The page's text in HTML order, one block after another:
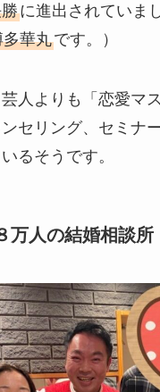
に進出されていま
多華丸です。）
人よりも「恋愛マ
セリング、セミナ
るそうです。
万人の結婚相談所